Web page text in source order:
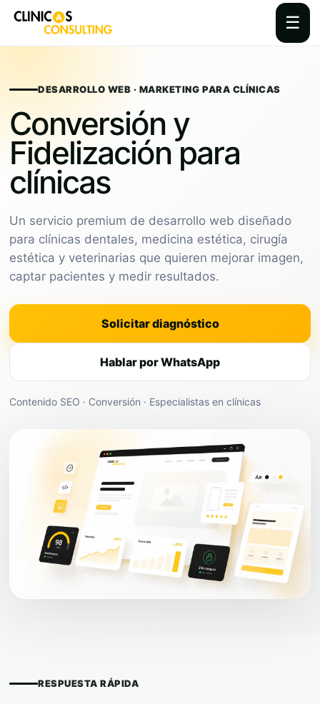
☰
contentDESARROLLO WEB · MARKETING PARA CLÍNICAS
Conversión y
Fidelización para
clínicas
Un servicio premium de desarrollo web diseñado
para clínicas dentales, medicina estética, cirugía
estética y veterinarias que quieren mejorar imagen,
captar pacientes y medir resultados.
Solicitar diagnóstico
Hablar por WhatsApp
Contenido SEO · Conversión · Especialistas en clínicas
RESPUESTA RÁPIDA